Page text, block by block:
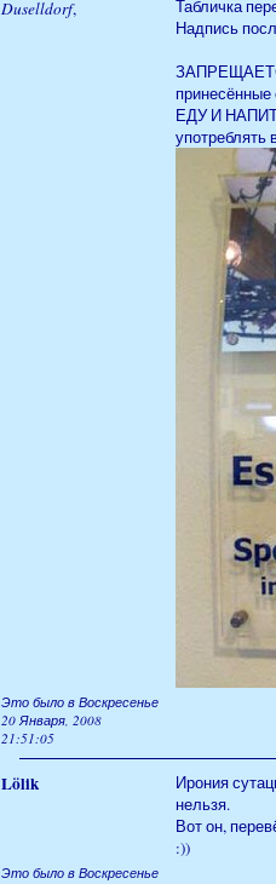
Duselldorf,
Табличка
Надпись
принесённые
ЕДУ И
Это было в Воскресенье
20 Января, 2008
21:51:05
Lölik
Ирония
нельзя.
Вот он,
:))
Это было в Воскресенье